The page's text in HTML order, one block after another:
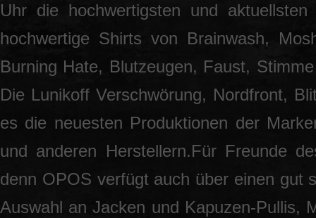
Uhr die hochwertigsten und
hochwertige Shirts von Brainwash,
Burning Hate, Blutzeugen, Faust,
Die Lunikoff Verschwörung, Nordfront,
es die neuesten Produktionen der
und anderen Herstellern.Für Freunde
denn OPOS verfügt auch über einen gut
Auswahl an Jacken und Kapuzen-Pullis,